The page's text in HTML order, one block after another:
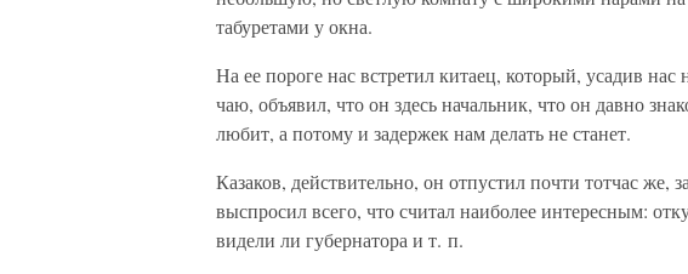
табуретами у окна.
На ее пороге нас встретил китаец, который, усадив
чаю, объявил, что он здесь начальник, что он давно
любит, а потому и задержек нам делать не станет.
Казаков, действительно, он отпустил почти тотчас же,
выспросил всего, что считал наиболее интересным:
видели ли губернатора и т. п.